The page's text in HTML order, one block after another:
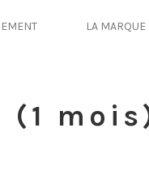
LA MARQUE
(1